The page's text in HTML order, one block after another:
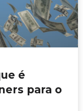
é
para o